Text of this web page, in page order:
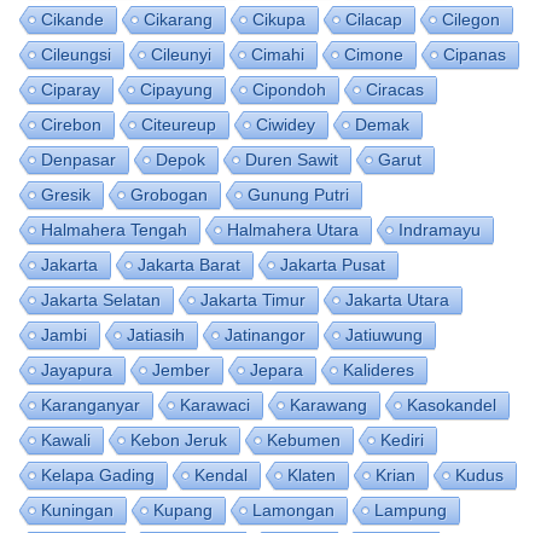
Cikande
Cikarang Cikupa Cilacap
Cilegon
Cileungsi
Cileunyi Cimahi Cimone
Cipanas
Ciparay
Cipayung Cipondoh
Ciracas
Cirebon
Citeureup Ciwidey
Demak
Denpasar
Depok Duren Sawit
Garut
Gresik
Grobogan
Gunung Putri
Halmahera Tengah
Halmahera Utara
Indramayu
Jakarta
Jakarta Barat
Jakarta Pusat
Jakarta Selatan
Jakarta Timur
Jakarta Utara
Jambi
Jatiasih Jatinangor
Jatiuwung
Jayapura
Jember Jepara
Kalideres
Karanganyar
Karawaci Karawang
Kasokandel
Kawali
Kebon Jeruk Kebumen
Kediri
Kelapa Gading
Kendal Klaten Krian
Kudus
Kuningan
Kupang Lamongan
Lampung